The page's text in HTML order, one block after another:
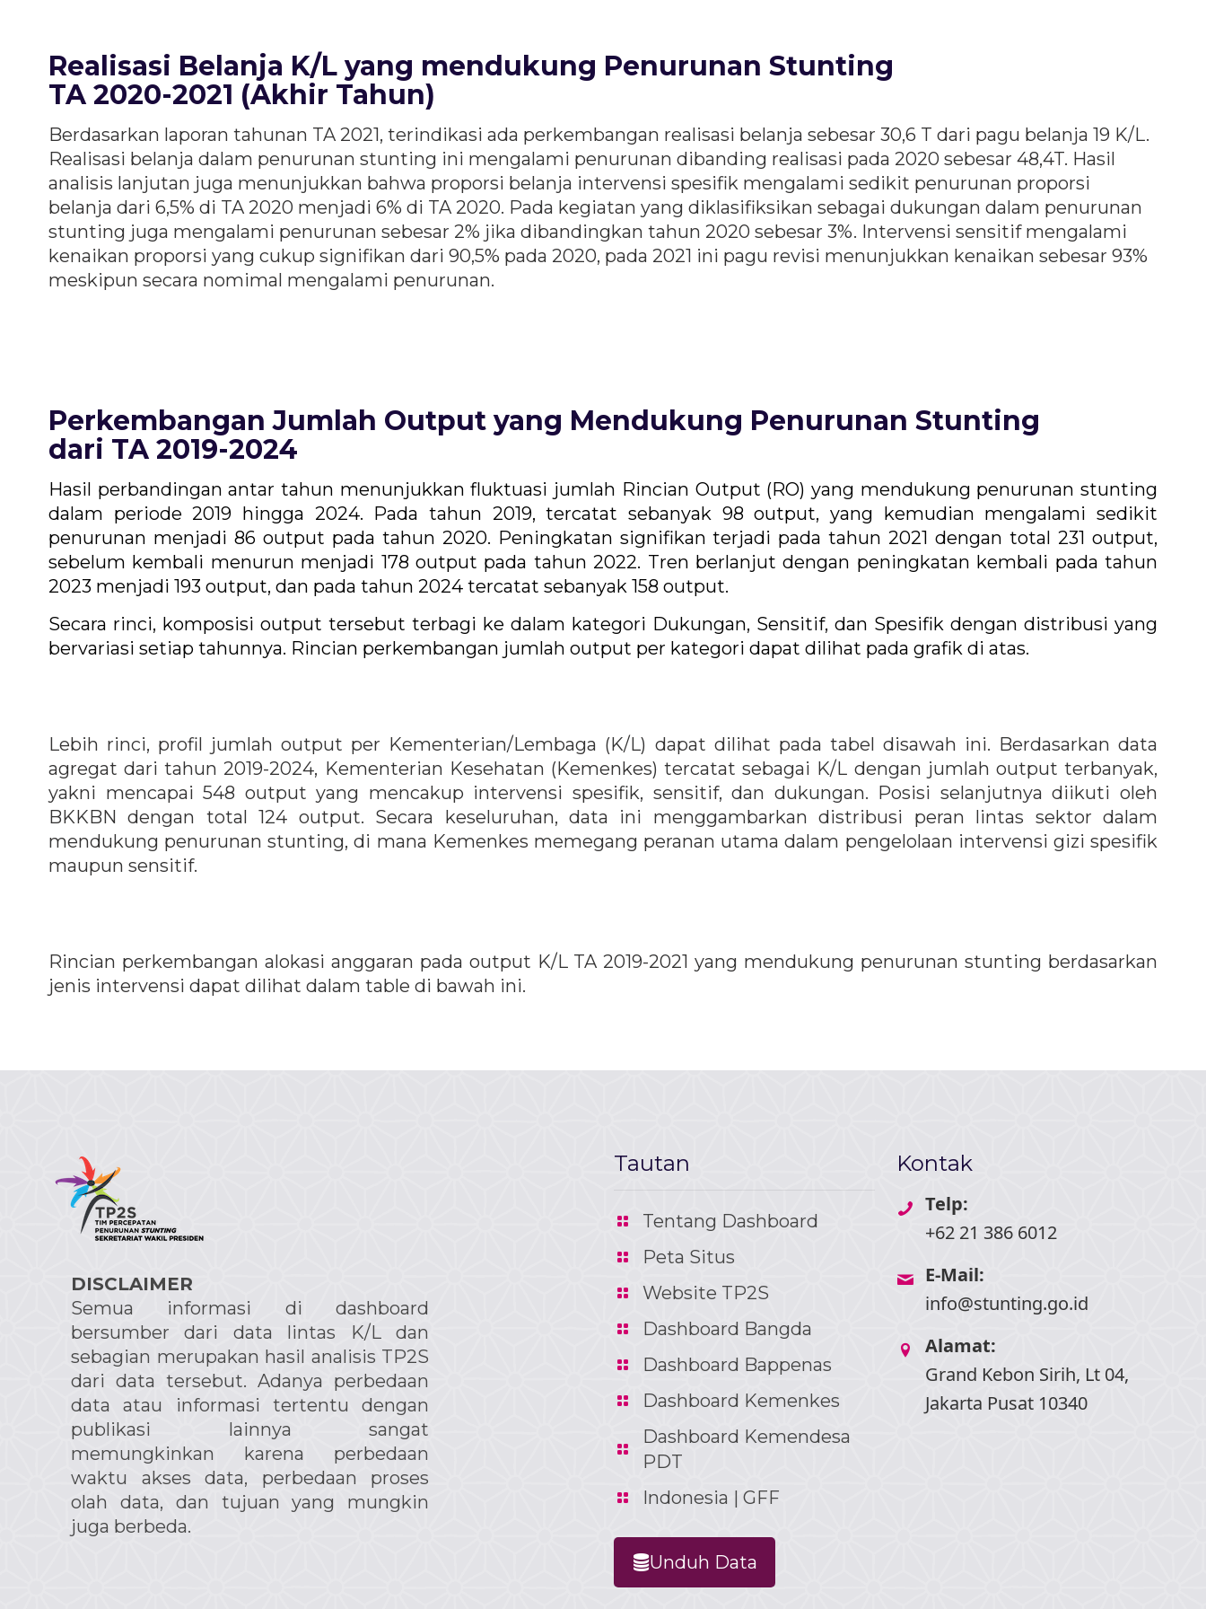
Realisasi Belanja K/L yang mendukung Penurunan Stunting
TA 2020-2021 (Akhir Tahun)
Berdasarkan laporan tahunan TA 2021, terindikasi ada perkembangan realisasi belanja sebesar 30,6 T dari pagu belanja 19 K/L.
Realisasi belanja dalam penurunan stunting ini mengalami penurunan dibanding realisasi pada 2020 sebesar 48,4T. Hasil
analisis lanjutan juga menunjukkan bahwa proporsi belanja intervensi spesifik mengalami sedikit penurunan proporsi
belanja dari 6,5% di TA 2020 menjadi 6% di TA 2020. Pada kegiatan yang diklasifiksikan sebagai dukungan dalam penurunan
stunting juga mengalami penurunan sebesar 2% jika dibandingkan tahun 2020 sebesar 3%. Intervensi sensitif mengalami
kenaikan proporsi yang cukup signifikan dari 90,5% pada 2020, pada 2021 ini pagu revisi menunjukkan kenaikan sebesar 93%
meskipun secara nomimal mengalami penurunan.
Perkembangan Jumlah Output yang Mendukung Penurunan Stunting
dari TA 2019-2024
Hasil perbandingan antar tahun menunjukkan fluktuasi jumlah Rincian Output (RO) yang mendukung penurunan stunting
dalam periode 2019 hingga 2024. Pada tahun 2019, tercatat sebanyak 98 output, yang kemudian mengalami sedikit
penurunan menjadi 86 output pada tahun 2020. Peningkatan signifikan terjadi pada tahun 2021 dengan total 231 output,
sebelum kembali menurun menjadi 178 output pada tahun 2022. Tren berlanjut dengan peningkatan kembali pada tahun
2023 menjadi 193 output, dan pada tahun 2024 tercatat sebanyak 158 output.
Secara rinci, komposisi output tersebut terbagi ke dalam kategori Dukungan, Sensitif, dan Spesifik dengan distribusi yang
bervariasi setiap tahunnya. Rincian perkembangan jumlah output per kategori dapat dilihat pada grafik di atas.
Lebih rinci, profil jumlah output per Kementerian/Lembaga (K/L) dapat dilihat pada tabel disawah ini. Berdasarkan data
agregat dari tahun 2019-2024, Kementerian Kesehatan (Kemenkes) tercatat sebagai K/L dengan jumlah output terbanyak,
yakni mencapai 548 output yang mencakup intervensi spesifik, sensitif, dan dukungan. Posisi selanjutnya diikuti oleh
BKKBN dengan total 124 output. Secara keseluruhan, data ini menggambarkan distribusi peran lintas sektor dalam
mendukung penurunan stunting, di mana Kemenkes memegang peranan utama dalam pengelolaan intervensi gizi spesifik
maupun sensitif.
Rincian perkembangan alokasi anggaran pada output K/L TA 2019-2021 yang mendukung penurunan stunting berdasarkan
jenis intervensi dapat dilihat dalam table di bawah ini.
DISCLAIMER
Semua informasi di dashboard
bersumber dari data lintas K/L dan
sebagian merupakan hasil analisis TP2S
dari data tersebut. Adanya perbedaan
data atau informasi tertentu dengan
publikasi lainnya sangat
memungkinkan karena perbedaan
waktu akses data, perbedaan proses
olah data, dan tujuan yang mungkin
juga berbeda.
Tautan
Tentang Dashboard
Peta Situs
Website TP2S
Dashboard Bangda
Dashboard Bappenas
Dashboard Kemenkes
Dashboard Kemendesa
PDT
Indonesia | GFF
Unduh Data
Kontak
Telp:
+62 21 386 6012
E-Mail:
info@stunting.go.id
Alamat:
Grand Kebon Sirih, Lt 04,
Jakarta Pusat 10340